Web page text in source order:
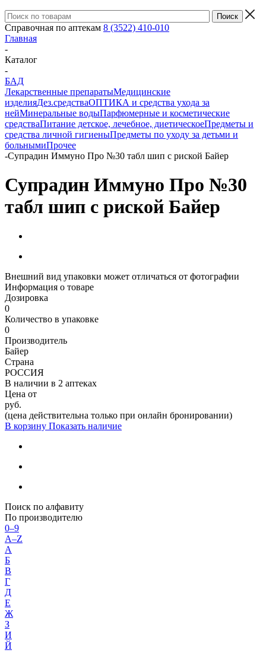
Справочная по аптекам 8 (3522) 410-010
Главная
-
Каталог
-
БАД
Лекарственные препаратыМедицинские
изделияДез.средстваОПТИКА и средства ухода за
нейМинеральные водыПарфюмерные и косметические
средстваПитание детское, лечебное, диетическоеПредметы и
средства личной гигиеныПредметы по уходу за детьми и
больнымиПрочее
-Супрадин Иммуно Про №30 табл шип с риской Байер
Супрадин Иммуно Про №30
табл шип с риской Байер
Внешний вид упаковки может отличаться от фотографии
Информация о товаре
Дозировка
0
Количество в упаковке
0
Производитель
Байер
Страна
РОССИЯ
В наличии в 2 аптеках
Цена от
руб.
(цена действительна только при онлайн бронировании)
В корзину Показать наличие
Поиск по алфавиту
По производителю
0–9
A–Z
А
Б
В
Г
Д
Е
Ж
З
И
Й